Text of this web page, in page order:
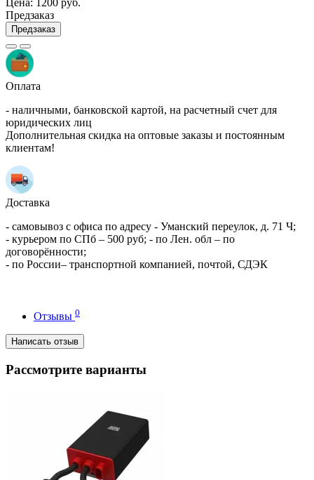
Предзаказ
Предзаказ
Оплата
- наличными, банковской картой, на расчетный счет для
юридических лиц
Дополнительная скидка на оптовые заказы и постоянным
клиентам!
Доставка
- самовывоз с офиса по адресу - Уманский переулок, д. 71 Ч;
- курьером по СПб – 500 руб; - по Лен. обл – по
договорённости;
- по России– транспортной компанией, почтой, СДЭК
Отзывы 0
Написать отзыв
Рассмотрите варианты